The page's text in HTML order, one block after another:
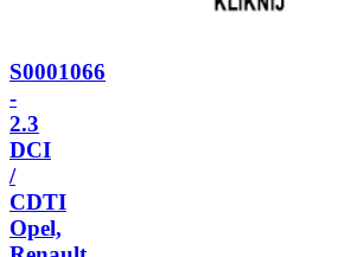
S0001066
-
2.3
DCI
/
CDTI
Opel,